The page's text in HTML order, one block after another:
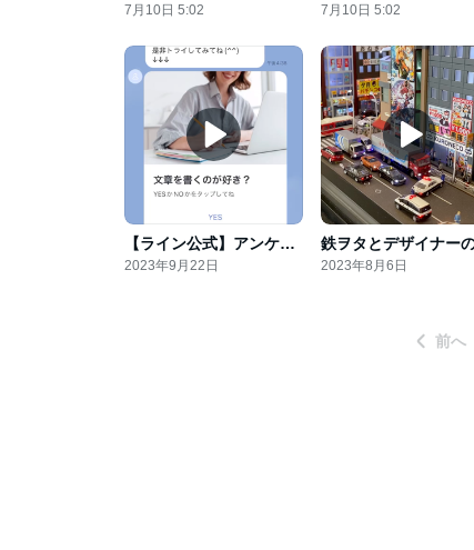
7月10日 5:02 7月10日 5:02
【ライン公式】アンケートに答えてもらった登録者さんに自動的にプレゼントを渡す方法
2023年9月22日 2023年8月6日
前へ